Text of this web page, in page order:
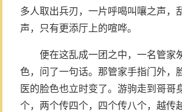
多人取出兵刃，一片呼喝叫嚷之声，
声，只有更添厅上的喧哗。
便在这乱成一团之中，一名管家
色，问了一句话。那管家手指门外，
医的脸色也立时变了。游驹走到哥
个，两个传四个，四个传八个，越传